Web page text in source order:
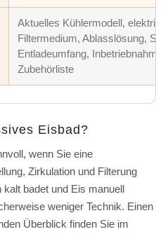
Aktuelles Kühlermodell,
Filtermedium, Ablasslösung,
Entladeumfang,
Zubehörliste
Eisbad?
wenn Sie eine
Zirkulation und Filterung
badet und Eis manuell
weniger Technik. Einen
Überblick finden Sie im